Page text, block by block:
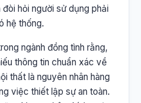
hỏi người sử dụng phải
hệ thống.
ngành đồng tình rằng,
thông tin chuẩn xác về
thất là nguyên nhân hàng
việc thiết lập sự an toàn.